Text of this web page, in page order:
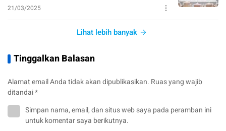
21/03/2025
Lihat lebih banyak
Tinggalkan Balasan
Alamat email Anda tidak akan dipublikasikan. Ruas yang wajib
ditandai*
Simpan nama, email, dan situs web saya pada peramban ini
untuk komentar saya berikutnya.